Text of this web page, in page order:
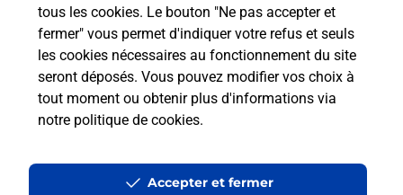
tous les cookies. Le bouton "Ne pas accepter et
fermer" vous permet d'indiquer votre refus et seuls
les cookies nécessaires au fonctionnement du site
seront déposés. Vous pouvez modifier vos choix à
tout moment ou obtenir plus d'informations via
notre politique de cookies.
Accepter et fermer
Localiser Liste Loire FIRMINY
Accessibilité : partiellement conforme